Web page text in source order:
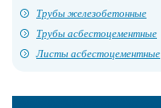
Трубы железобетонные
Трубы асбестоцементные
Листы асбестоцементные